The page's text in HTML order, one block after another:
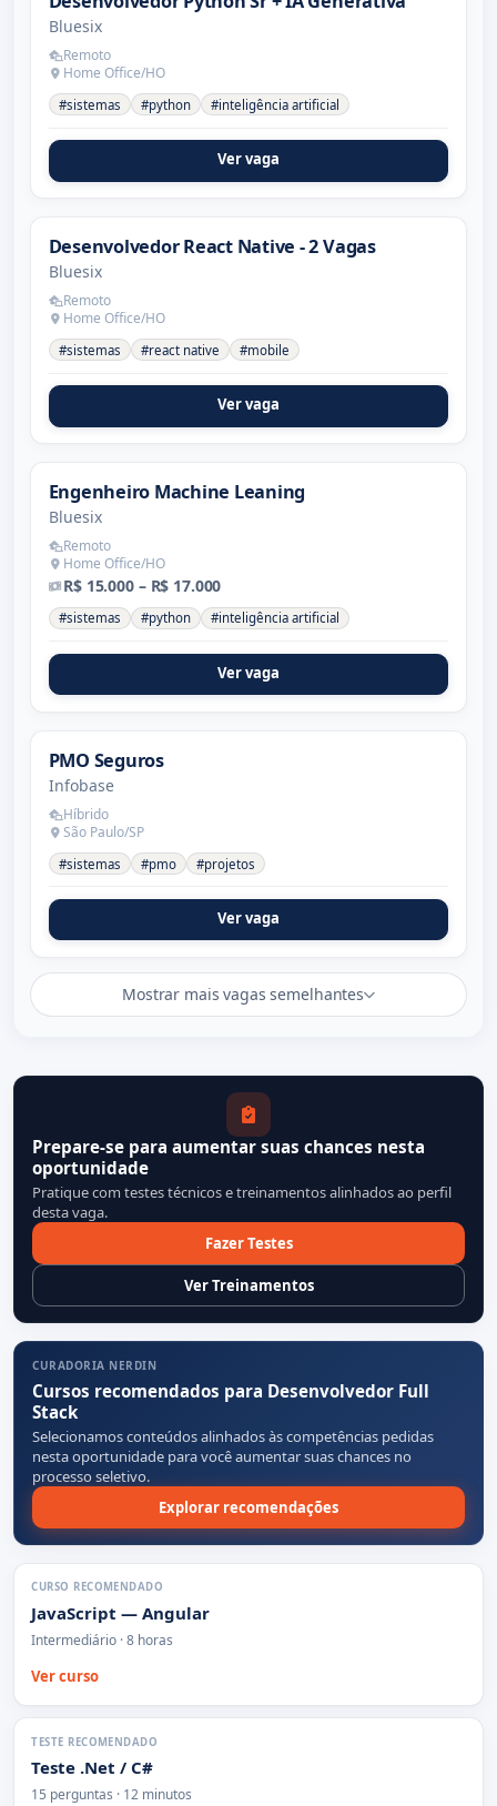
Bluesix
Remoto
Home Office/HO
#sistemas #python #inteligência artificial
Ver vaga
Desenvolvedor React Native - 2 Vagas
Bluesix
Remoto
Home Office/HO
#sistemas #react native #mobile
Ver vaga
Engenheiro Machine Leaning
Bluesix
Remoto
Home Office/HO
R$ 15.000 – R$ 17.000
#sistemas #python #inteligência artificial
Ver vaga
PMO Seguros
Infobase
Híbrido
São Paulo/SP
#sistemas #pmo #projetos
Ver vaga
Mostrar mais vagas semelhantes
Prepare-se para aumentar suas chances nesta
oportunidade
Pratique com testes técnicos e treinamentos alinhados ao perfil
desta vaga.
Fazer Testes
Ver Treinamentos
CURADORIA NERDIN
Cursos recomendados para Desenvolvedor Full
Stack
Selecionamos conteúdos alinhados às competências pedidas
nesta oportunidade para você aumentar suas chances no
processo seletivo.
Explorar recomendações
CURSO RECOMENDADO
JavaScript — Angular
Intermediário · 8 horas
Ver curso
TESTE RECOMENDADO
Teste .Net / C#
15 perguntas · 12 minutos